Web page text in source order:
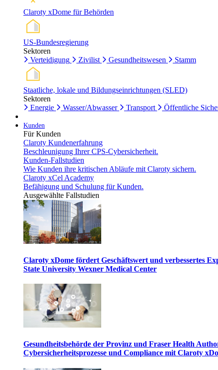
Claroty xDome für Behörden
US-Bundesregierung
Sektoren
Verteidigung
Zivilist Gesundheitswesen Stamm
Staatliche, lokale und Bildungseinrichtungen (SLED)
Sektoren
Energie
Wasser/Abwasser Transport Öffentliche
Kunden
Für Kunden
Claroty Kundenerfahrung
Beschleunigung Ihrer CPS-Cybersicherheit.
Kunden-Fallstudien
Wie Kunden ihre kritischen Abläufe mit Claroty sichern.
Claroty xCel Academy
Befähigung und Schulung für Kunden.
Ausgewählte Fallstudien
Claroty xDome fördert Geschäftswert und verbessertes
State University Wexner Medical Center
Gesundheitsbehörde der Provinz und Fraser Health
Cybersicherheitsprozesse und Compliance mit Claroty